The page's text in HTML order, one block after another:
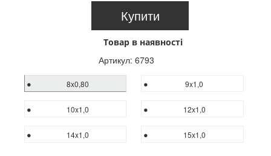
Купити
Товар в наявності
Артикул: 6793
8x0,80 9x1,0
10x1,0 12x1,0
14x1,0 15x1,0